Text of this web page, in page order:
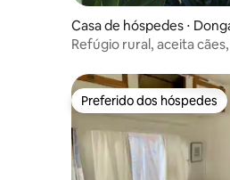
Casa de hóspedes ⋅
Refúgio rural, aceita
Preferido dos hóspedes
Preferido dos hóspedes